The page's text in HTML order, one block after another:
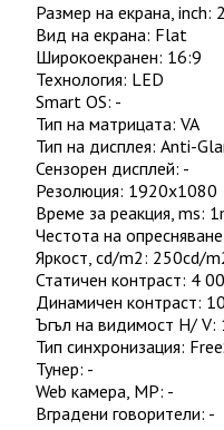
Размер на екрана, inch:
Вид на екрана: Flat
Широкоекранен: 16:9
Технология: LED
Smart OS: -
Тип на матрицата: VA
Тип на дисплея: Anti-
Сензорен дисплей: -
Резолюция: 1920x1080
Време за реакция, ms:
Честота на
Яркост, cd/m2: 250cd/
Статичен контраст: 4
Динамичен контраст:
Ъгъл на видимост H/ V:
Тип синхронизация:
Тунер: -
Web камера, MP: -
Вградени говорители: -